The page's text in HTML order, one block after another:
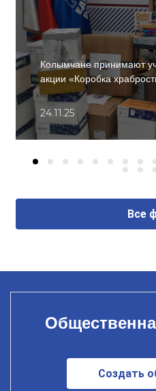
Колымчане принимают
акции «Коробка
24.11.25
Все
Создать